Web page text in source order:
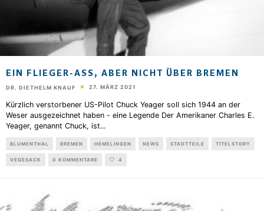
EIN FLIEGER-ASS, ABER NICHT ÜBER BREMEN
DR. DIETHELM KNAUF 27. MÄRZ 2021
Kürzlich verstorbener US-Pilot Chuck Yeager soll sich 1944 an der
Weser ausgezeichnet haben - eine Legende Der Amerikaner Charles E.
Yeager, genannt Chuck, ist...
BLUMENTHAL BREMEN HEMELINGEN NEWS STADTTEILE TITELSTORY
VEGESACK 0 KOMMENTARE 4